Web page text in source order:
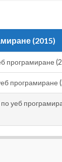
(2015)
програмиране
програмиране
по уеб